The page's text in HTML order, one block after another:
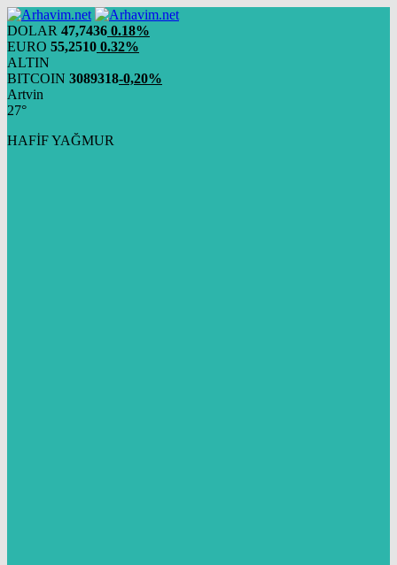
DOLAR 47,7436 0.18%
EURO 55,2510 0.32%
ALTIN
BITCOIN 3089318-0,20%
Artvin
27°
HAFİF YAĞMUR